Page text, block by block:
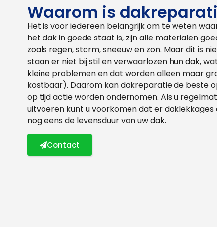
Waarom is
Het is voor iedereen belangrijk om te weten
het dak in goede staat is, zijn alle materialen
zoals regen, storm, sneeuw en zon. Maar dit is
staan er niet bij stil en verwaarlozen hun dak,
kleine problemen en dat worden alleen maar
kostbaar). Daarom kan dakreparatie de beste
op tijd actie worden ondernomen. Als u
uitvoeren kunt u voorkomen dat er
nog eens de levensduur van uw dak.
Contact